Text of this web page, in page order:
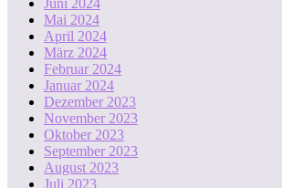
Juni 2024
Mai 2024
April 2024
März 2024
Februar 2024
Januar 2024
Dezember 2023
November 2023
Oktober 2023
September 2023
August 2023
Juli 2023